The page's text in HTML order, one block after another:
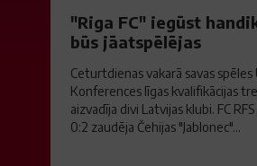
"Riga FC" iegūst
būs jāatspēlējas
Ceturtdienas vakarā savas spēles
Konferences līgas kvalifikācijas
aizvadīja divi Latvijas klubi. FC
0:2 zaudēja Čehijas "Jablonec"...